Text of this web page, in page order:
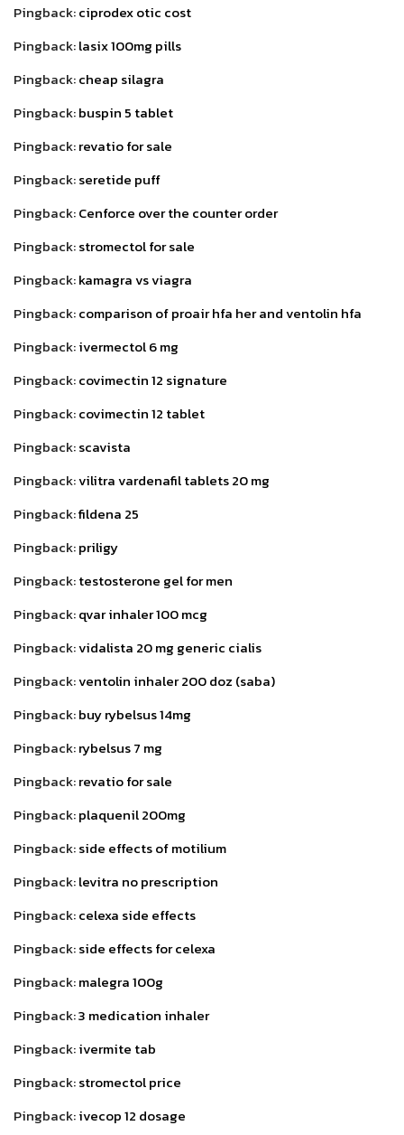
Pingback:ciprodex otic cost
Pingback:lasix 100mg pills
Pingback:cheap silagra
Pingback:buspin 5 tablet
Pingback:revatio for sale
Pingback:seretide puff
Pingback:Cenforce over the counter order
Pingback:stromectol for sale
Pingback:kamagra vs viagra
Pingback:comparison of proair hfa her and ventolin hfa
Pingback:ivermectol 6 mg
Pingback:covimectin 12 signature
Pingback:covimectin 12 tablet
Pingback:scavista
Pingback:vilitra vardenafil tablets 20 mg
Pingback:fildena 25
Pingback:priligy
Pingback:testosterone gel for men
Pingback:qvar inhaler 100 mcg
Pingback:vidalista 20 mg generic cialis
Pingback:ventolin inhaler 200 doz (saba)
Pingback:buy rybelsus 14mg
Pingback:rybelsus 7 mg
Pingback:revatio for sale
Pingback:plaquenil 200mg
Pingback:side effects of motilium
Pingback:levitra no prescription
Pingback:celexa side effects
Pingback:side effects for celexa
Pingback:malegra 100g
Pingback:3 medication inhaler
Pingback:ivermite tab
Pingback:stromectol price
Pingback:ivecop 12 dosage